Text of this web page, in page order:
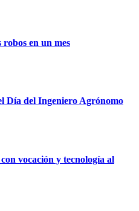
en un mes
Día del Ingeniero Agrónomo
vocación y tecnología al